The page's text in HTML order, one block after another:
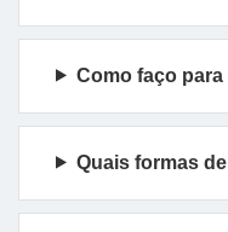
Como faço
Quais formas